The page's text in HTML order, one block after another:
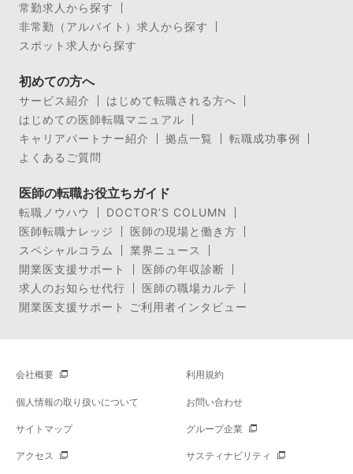
常勤求人から探す
非常勤（アルバイト）求人から探す
スポット求人から探す
初めての方へ
サービス紹介
はじめて転職される方へ
はじめての医師転職マニュアル
キャリアパートナー紹介
拠点一覧
転職成功事例
よくあるご質問
医師の転職お役立ちガイド
転職ノウハウ
DOCTOR’S COLUMN
医師転職ナレッジ
医師の現場と働き方
スペシャルコラム
業界ニュース
開業医支援サポート
医師の年収診断
求人のお知らせ代行
医師の職場カルテ
開業医支援サポート ご利用者インタビュー
会社概要 利用規約
個人情報の取り扱いについて お問い合わせ
サイトマップ グループ企業
アクセス サスティナビリティ